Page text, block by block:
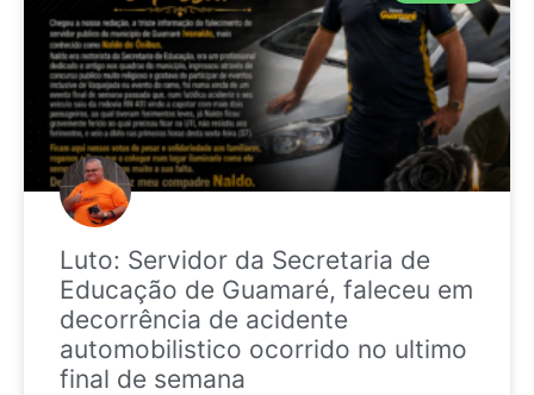
Luto: Servidor da Secretaria de
Educação de Guamaré, faleceu em
decorrência de acidente
automobilistico ocorrido no ultimo
final de semana